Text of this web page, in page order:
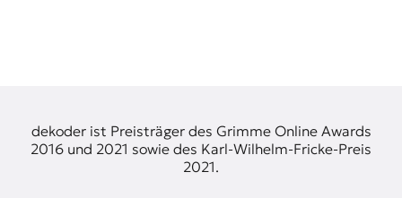
dekoder ist Preisträger des Grimme Online Awards
2016 und 2021 sowie des Karl-Wilhelm-Fricke-Preis
2021.